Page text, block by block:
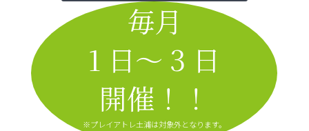
毎月
1 日～ 3 日
開催！！
※プレイアトレ土浦は対象外となります。